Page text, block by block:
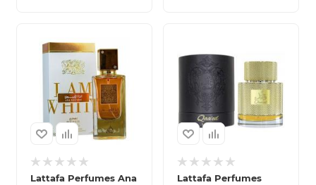
Lattafa Perfumes Ana
Lattafa Perfumes